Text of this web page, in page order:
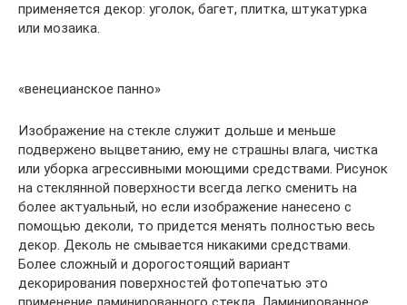
применяется декор: уголок, багет, плитка, штукатурка
или мозаика.
«венецианское панно»
Изображение на стекле служит дольше и меньше
подвержено выцветанию, ему не страшны влага, чистка
или уборка агрессивными моющими средствами. Рисунок
на стеклянной поверхности всегда легко сменить на
более актуальный, но если изображение нанесено с
помощью деколи, то придется менять полностью весь
декор. Деколь не смывается никакими средствами.
Более сложный и дорогостоящий вариант
декорирования поверхностей фотопечатью это